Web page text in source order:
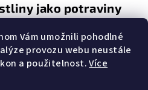
Vám umožnili pohodlné
provozu webu neustále
a použitelnost.Více
jako potraviny
budoucnosti